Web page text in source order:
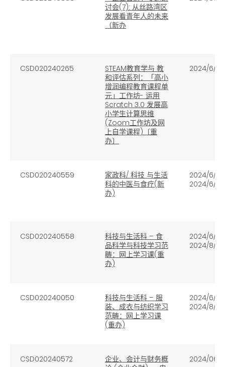
讨会(7): 从丝路湾区
发展看青年人的未来
（新办
CSD020240265
STEAM教育学与 教
和评估系列：「高小
增润编程教育课程单
元」工作坊- 运用
Scratch 3.0 发展高
小学生计算思维
(Zoom工作坊及网
上自学课程)〔重
办〕
2024/6/24
CSD020240559
家政科/ 科技 与生活
科的中医与食疗(新
办)
2024/6/21
2024/6/25
CSD020240558
科技与生活科 – 食
品科学与科技学习范
畴：网上学习课(重
办)
2024/6/21
2024/8/30
CSD020240050
科技与生活科 – 服
装、成衣与纺织学习
范畴：网上学习课
(重办)
2024/6/21
2024/8/30
CSD020240572
企业、会计与财务概
2024/06/